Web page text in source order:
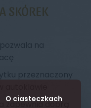
SKÓREK
na
przeznaczony
zapewnia dobrą
O ciasteczkach